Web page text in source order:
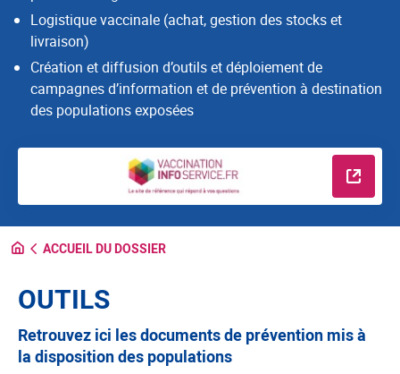
Logistique vaccinale (achat, gestion des stocks et
livraison)
Création et diffusion d’outils et déploiement de
campagnes d’information et de prévention à destination
des populations exposées
En
ACCUEIL DU DOSSIER
OUTILS
Retrouvez ici les documents de prévention mis à
la disposition des populations